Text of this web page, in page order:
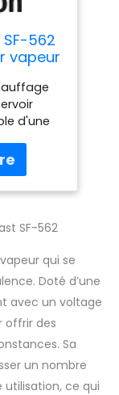
562
vapeur
d'une
de
les
des
linge,
tissus
etc.
du
Équipé
SF-562
qui se
Doté d’une
avec un voltage
offrir des
Sa
un nombre
ce qui